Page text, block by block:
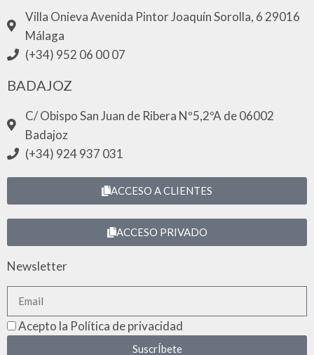
Villa Onieva Avenida Pintor Joaquín Sorolla, 6 29016
Málaga
(+34) 952 06 00 07
BADAJOZ
C/ Obispo San Juan de Ribera Nº5,2ºA de 06002
Badajoz
(+34) 924 937 031
ACCESO A CLIENTES
ACCESO PRIVADO
Newsletter
Acepto la Política de privacidad
SuscrÍbete